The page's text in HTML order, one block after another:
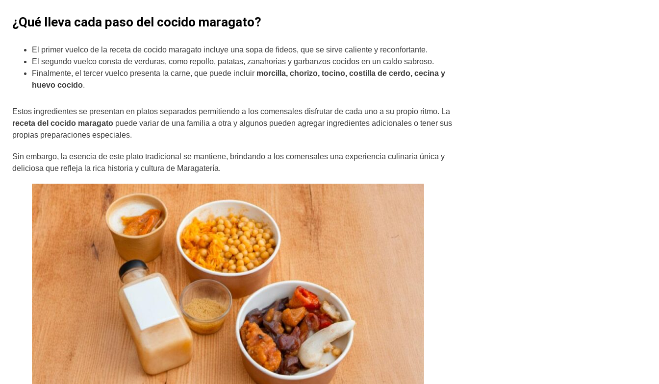
¿Qué lleva cada paso del cocido maragato?
El primer vuelco de la receta de cocido maragato incluye una sopa de fideos, que se sirve caliente y reconfortante.
El segundo vuelco consta de verduras, como repollo, patatas, zanahorias y garbanzos cocidos en un caldo sabroso.
Finalmente, el tercer vuelco presenta la carne, que puede incluir morcilla, chorizo, tocino, costilla de cerdo, cecina y
huevo cocido.
Estos ingredientes se presentan en platos separados permitiendo a los comensales disfrutar de cada uno a su propio ritmo. La
receta del cocido maragato puede variar de una familia a otra y algunos pueden agregar ingredientes adicionales o tener sus
propias preparaciones especiales.
Sin embargo, la esencia de este plato tradicional se mantiene, brindando a los comensales una experiencia culinaria única y
deliciosa que refleja la rica historia y cultura de Maragatería.